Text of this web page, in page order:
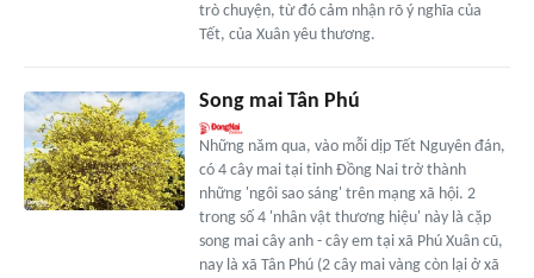
trò chuyện, từ đó cảm nhận rõ ý nghĩa của
Tết, của Xuân yêu thương.
Song mai Tân Phú
Những năm qua, vào mỗi dịp Tết Nguyên đán,
có 4 cây mai tại tỉnh Đồng Nai trở thành
những 'ngôi sao sáng' trên mạng xã hội. 2
trong số 4 'nhân vật thương hiệu' này là cặp
song mai cây anh - cây em tại xã Phú Xuân cũ,
nay là xã Tân Phú (2 cây mai vàng còn lại ở xã